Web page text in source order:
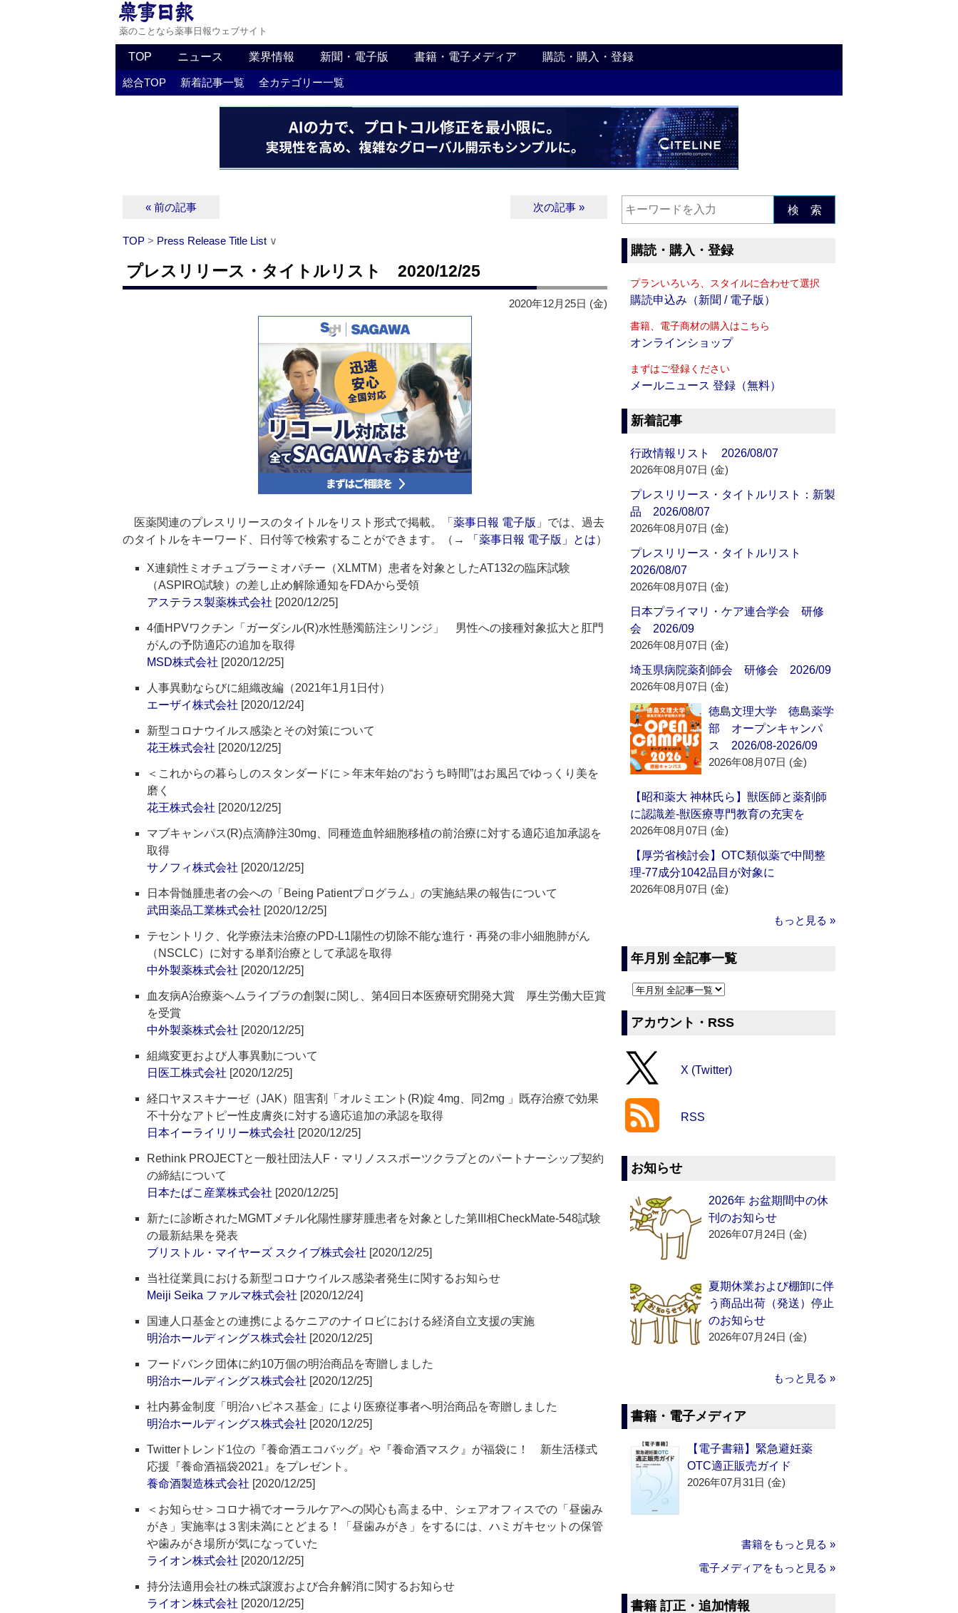
薬のことなら薬事日報ウェブサイト
TOP ニュース 業界情報 新聞・電子版 書籍・電子メディア 購読・購入・登録
総合TOP 新着記事一覧 全カテゴリー一覧
« 前の記事 次の記事 »
TOP > Press Release Title List ∨
プレスリリース・タイトルリスト 2020/12/25
2020年12月25日 (金)
医薬関連のプレスリリースのタイトルをリスト形式で掲載。「 薬事日報 電子版 」では、過去
のタイトルをキーワード、日付等で検索することができます。（→
「薬事日報 電子版」とは）
X連鎖性ミオチュブラーミオパチー（XLMTM）患者を対象としたAT132の臨床試験
（ASPIRO試験）の差し止め解除通知をFDAから受領
アステラス製薬株式会社 [2020/12/25]
4価HPVワクチン「ガーダシル(R)水性懸濁筋注シリンジ」 男性への接種対象拡大と肛門
がんの予防適応の追加を取得
MSD株式会社 [2020/12/25]
人事異動ならびに組織改編（2021年1月1日付）
エーザイ株式会社 [2020/12/24]
新型コロナウイルス感染とその対策について
花王株式会社 [2020/12/25]
＜これからの暮らしのスタンダードに＞年末年始の“おうち時間”はお風呂でゆっくり美を
磨く
花王株式会社 [2020/12/25]
マブキャンパス(R)点滴静注30mg、同種造血幹細胞移植の前治療に対する適応追加承認を
取得
サノフィ株式会社 [2020/12/25]
日本骨髄腫患者の会への「Being Patientプログラム」の実施結果の報告について
武田薬品工業株式会社 [2020/12/25]
テセントリク、化学療法未治療のPD-L1陽性の切除不能な進行・再発の非小細胞肺がん
（NSCLC）に対する単剤治療として承認を取得
中外製薬株式会社 [2020/12/25]
血友病A治療薬ヘムライブラの創製に関し、第4回日本医療研究開発大賞 厚生労働大臣賞
を受賞
中外製薬株式会社 [2020/12/25]
組織変更および人事異動について
日医工株式会社 [2020/12/25]
経口ヤヌスキナーゼ（JAK）阻害剤「オルミエント(R)錠 4mg、同2mg 」既存治療で効果
不十分なアトピー性皮膚炎に対する適応追加の承認を取得
日本イーライリリー株式会社 [2020/12/25]
Rethink PROJECTと一般社団法人F・マリノススポーツクラブとのパートナーシップ契約
の締結について
日本たばこ産業株式会社 [2020/12/25]
新たに診断されたMGMTメチル化陽性膠芽腫患者を対象とした第III相CheckMate-548試験
の最新結果を発表
ブリストル・マイヤーズ スクイブ株式会社 [2020/12/25]
当社従業員における新型コロナウイルス感染者発生に関するお知らせ
Meiji Seika ファルマ株式会社 [2020/12/24]
国連人口基金との連携によるケニアのナイロビにおける経済自立支援の実施
明治ホールディングス株式会社 [2020/12/25]
フードバンク団体に約10万個の明治商品を寄贈しました
明治ホールディングス株式会社 [2020/12/25]
社内募金制度「明治ハピネス基金」により医療従事者へ明治商品を寄贈しました
明治ホールディングス株式会社 [2020/12/25]
Twitterトレンド1位の『養命酒エコバッグ』や『養命酒マスク』が福袋に！ 新生活様式
応援『養命酒福袋2021』をプレゼント。
養命酒製造株式会社 [2020/12/25]
＜お知らせ＞コロナ禍でオーラルケアへの関心も高まる中、シェアオフィスでの「昼歯み
がき」実施率は３割未満にとどまる！「昼歯みがき」をするには、ハミガキセットの保管
や歯みがき場所が気になっていた
ライオン株式会社 [2020/12/25]
持分法適用会社の株式譲渡および合弁解消に関するお知らせ
ライオン株式会社 [2020/12/25]
検 索
購読・購入・登録
プランいろいろ、スタイルに合わせて選択
購読申込み（新聞 / 電子版）
書籍、電子商材の購入はこちら
オンラインショップ
まずはご登録ください
メールニュース 登録（無料）
新着記事
行政情報リスト 2026/08/07
2026年08月07日 (金)
プレスリリース・タイトルリスト：新製
品 2026/08/07
2026年08月07日 (金)
プレスリリース・タイトルリスト
2026/08/07
2026年08月07日 (金)
日本プライマリ・ケア連合学会 研修
会 2026/09
2026年08月07日 (金)
埼玉県病院薬剤師会 研修会 2026/09
2026年08月07日 (金)
徳島文理大学 徳島薬学
部 オープンキャンパ
ス 2026/08-2026/09
2026年08月07日 (金)
【昭和薬大 神林氏ら】獣医師と薬剤師
に認識差‐獣医療専門教育の充実を
2026年08月07日 (金)
【厚労省検討会】OTC類似薬で中間整
理‐77成分1042品目が対象に
2026年08月07日 (金)
もっと見る »
年月別 全記事一覧
アカウント・RSS
X (Twitter)
RSS
お知らせ
2026年 お盆期間中の休
刊のお知らせ
2026年07月24日 (金)
夏期休業および棚卸に伴
う商品出荷（発送）停止
のお知らせ
2026年07月24日 (金)
もっと見る »
書籍・電子メディア
【電子書籍】緊急避妊薬
OTC適正販売ガイド
2026年07月31日 (金)
書籍をもっと見る »
電子メディアをもっと見る »
書籍 訂正・追加情報